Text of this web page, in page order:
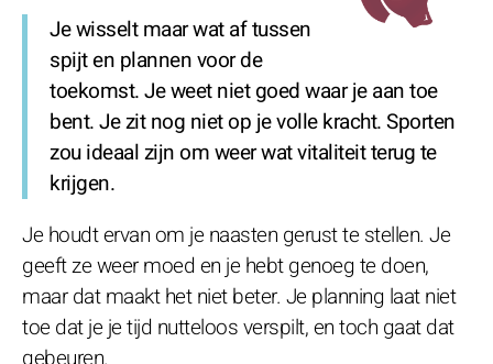
Je wisselt maar wat af tussen
spijt en plannen voor de
toekomst. Je weet niet goed waar je aan toe
bent. Je zit nog niet op je volle kracht. Sporten
zou ideaal zijn om weer wat vitaliteit terug te
krijgen.
Je houdt ervan om je naasten gerust te stellen. Je
geeft ze weer moed en je hebt genoeg te doen,
maar dat maakt het niet beter. Je planning laat niet
toe dat je je tijd nutteloos verspilt, en toch gaat dat